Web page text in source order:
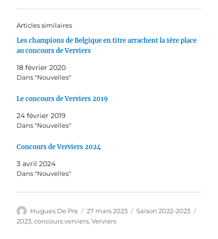
Articles similaires
Les champions de Belgique en titre arrachent la 1ère place
au concours de Verviers
18 février 2020
Dans "Nouvelles"
Le concours de Verviers 2019
24 février 2019
Dans "Nouvelles"
Concours de Verviers 2024
3 avril 2024
Dans "Nouvelles"
Auteur
Hugues De Pra
Publié
le
27 mars 2023 Catégories
Saison 2022-2023
2023,concours verviers,Verviers